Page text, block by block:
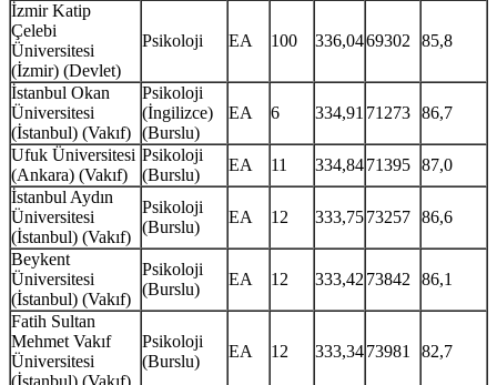
İzmir Katip
Çelebi
Üniversitesi
(İzmir) (Devlet)
Psikoloji EA 100 336,0469302 85,8
İstanbul Okan
Üniversitesi
(İstanbul) (Vakıf)
Psikoloji
(İngilizce)
(Burslu)
EA 6 334,91 71273 86,7
Ufuk Üniversitesi
(Ankara) (Vakıf)
Psikoloji
(Burslu)
EA 11 334,8471395 87,0
İstanbul Aydın
Üniversitesi
(İstanbul) (Vakıf)
Psikoloji
(Burslu)
EA 12 333,7573257 86,6
Beykent
Üniversitesi
(İstanbul) (Vakıf)
Psikoloji
(Burslu)
EA 12 333,4273842 86,1
Fatih Sultan
Mehmet Vakıf
Üniversitesi
Psikoloji
(Burslu)
EA 12 333,3473981 82,7